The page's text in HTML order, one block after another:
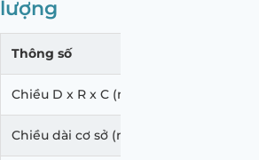
lượng
Thông số
Chiều D x R x C (mm)
Chiều dài cơ sở (mm)